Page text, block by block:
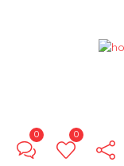
0 0